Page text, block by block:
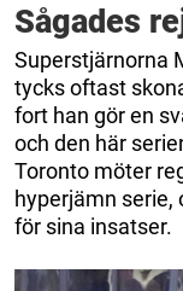
Sågades
Superstjärnorna
tycks oftast
fort han gör en
och den här
Toronto möter
hyperjämn
för sina insatser.